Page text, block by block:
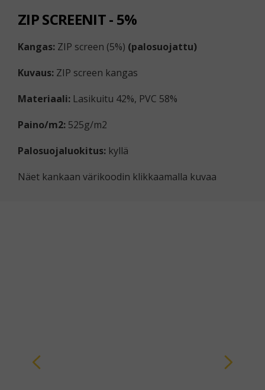
ZIP SCREENIT - 5%
Kangas: ZIP screen (5%) (palosuojattu)
Kuvaus: ZIP screen kangas
Materiaali: Lasikuitu 42%, PVC 58%
Paino/m2: 525g/m2
Palosuojaluokitus: kyllä
Näet kankaan värikoodin klikkaamalla kuvaa